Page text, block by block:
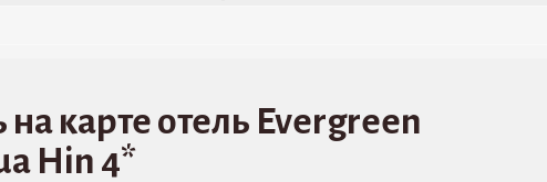
карте отель Evergreen
Hin 4*